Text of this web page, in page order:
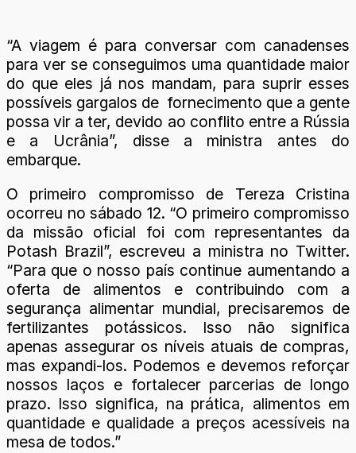
“A viagem é para conversar com canadenses
para ver se conseguimos uma quantidade maior
do que eles já nos mandam, para suprir esses
possíveis gargalos de fornecimento que a gente
possa vir a ter, devido ao conflito entre a Rússia
e a Ucrânia”, disse a ministra antes do
embarque.
O primeiro compromisso de Tereza Cristina
ocorreu no sábado 12. “O primeiro compromisso
da missão oficial foi com representantes da
Potash Brazil”, escreveu a ministra no Twitter.
“Para que o nosso país continue aumentando a
oferta de alimentos e contribuindo com a
segurança alimentar mundial, precisaremos de
fertilizantes potássicos. Isso não significa
apenas assegurar os níveis atuais de compras,
mas expandi-los. Podemos e devemos reforçar
nossos laços e fortalecer parcerias de longo
prazo. Isso significa, na prática, alimentos em
quantidade e qualidade a preços acessíveis na
mesa de todos.”